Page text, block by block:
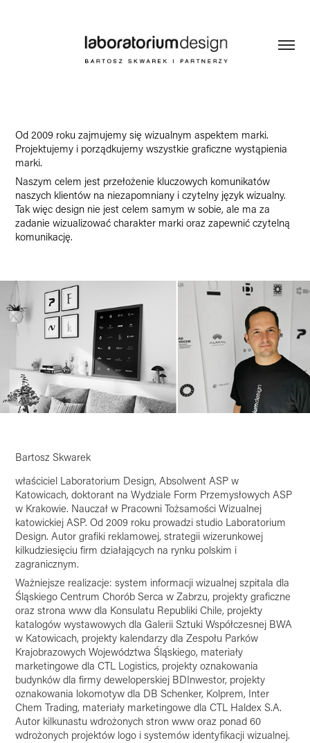
Od 2009 roku zajmujemy się wizualnym aspektem marki.
Projektujemy i porządkujemy wszystkie graficzne wystąpienia
marki.
Naszym celem jest przełożenie kluczowych komunikatów
naszych klientów na niezapomniany i czytelny język wizualny.
Tak więc design nie jest celem samym w sobie, ale ma za
zadanie wizualizować charakter marki oraz zapewnić czytelną
komunikację.
Bartosz Skwarek
właściciel Laboratorium Design, Absolwent ASP w
Katowicach, doktorant na Wydziale Form Przemysłowych ASP
w Krakowie. Nauczał w Pracowni Tożsamości Wizualnej
katowickiej ASP. Od 2009 roku prowadzi studio Laboratorium
Design. Autor grafiki reklamowej, strategii wizerunkowej
kilkudziesięciu firm działających na rynku polskim i
zagranicznym.
Ważniejsze realizacje: system informacji wizualnej szpitala dla
Śląskiego Centrum Chorób Serca w Zabrzu, projekty graficzne
oraz strona www dla Konsulatu Republiki Chile, projekty
katalogów wystawowych dla Galerii Sztuki Współczesnej BWA
w Katowicach, projekty kalendarzy dla Zespołu Parków
Krajobrazowych Województwa Śląskiego, materiały
marketingowe dla CTL Logistics, projekty oznakowania
budynków dla firmy deweloperskiej BDInwestor, projekty
oznakowania lokomotyw dla DB Schenker, Kolprem, Inter
Chem Trading, materiały marketingowe dla CTL Haldex S.A.
Autor kilkunastu wdrożonych stron www oraz ponad 60
wdrożonych projektów logo i systemów identyfikacji wizualnej.